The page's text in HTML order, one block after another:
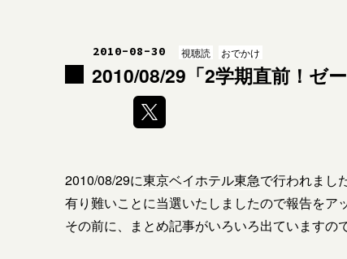
2010-08-30
2010/08/29「2学期直前！ゼ
視聴読 おでかけ
2010/08/29に東京ベイホテル東急で行われまし
有り難いことに当選いたしましたので報告を
その前に、まとめ記事がいろいろ出ていますの